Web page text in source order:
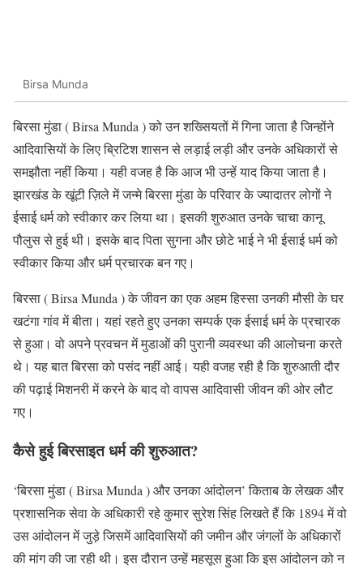
Birsa Munda
बिरसा मुंडा ( Birsa Munda ) को उन शख्सियतों में गिना जाता है जिन्होंने
आदिवासियों के लिए ब्रिटिश शासन से लड़ाई लड़ी और उनके अधिकारों से
समझौता नहीं किया। यही वजह है कि आज भी उन्हें याद किया जाता है।
झारखंड के खूंटी ज़िले में जन्मे बिरसा मुंडा के परिवार के ज्यादातर लोगों ने
ईसाई धर्म को स्वीकार कर लिया था। इसकी शुरुआत उनके चाचा कानू
पौलुस से हुई थी। इसके बाद पिता सुगना और छोटे भाई ने भी ईसाई धर्म को
स्वीकार किया और धर्म प्रचारक बन गए।
बिरसा ( Birsa Munda ) के जीवन का एक अहम हिस्सा उनकी मौसी के घर
खटंगा गांव में बीता। यहां रहते हुए उनका सम्पर्क एक ईसाई धर्म के प्रचारक
से हुआ। वो अपने प्रवचन में मुडाओं की पुरानी व्यवस्था की आलोचना करते
थे। यह बात बिरसा को पसंद नहीं आई। यही वजह रही है कि शुरुआती दौर
की पढ़ाई मिशनरी में करने के बाद वो वापस आदिवासी जीवन की ओर लौट
गए।
कैसे हुई बिरसाइत धर्म की शुरुआत?
‘बिरसा मुंडा ( Birsa Munda ) और उनका आंदोलन’ किताब के लेखक और
प्रशासनिक सेवा के अधिकारी रहे कुमार सुरेश सिंह लिखते हैं कि 1894 में वो
उस आंदोलन में जुड़े जिसमें आदिवासियों की जमीन और जंगलों के अधिकारों
की मांग की जा रही थी। इस दौरान उन्हें महसूस हुआ कि इस आंदोलन को न